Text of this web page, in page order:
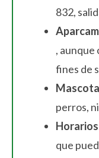
832,
,
fines de
perros,
Horarios
que